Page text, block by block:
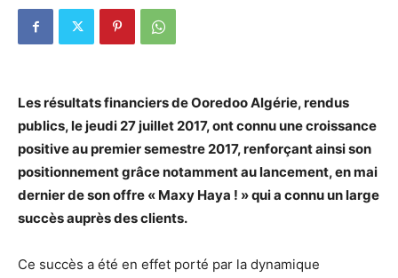
Les résultats financiers de Ooredoo Algérie, rendus
publics, le jeudi 27 juillet 2017, ont connu une croissance
positive au premier semestre 2017, renforçant ainsi son
positionnement grâce notamment au lancement, en mai
dernier de son offre « Maxy Haya ! » qui a connu un large
succès auprès des clients.
Ce succès a été en effet porté par la dynamique